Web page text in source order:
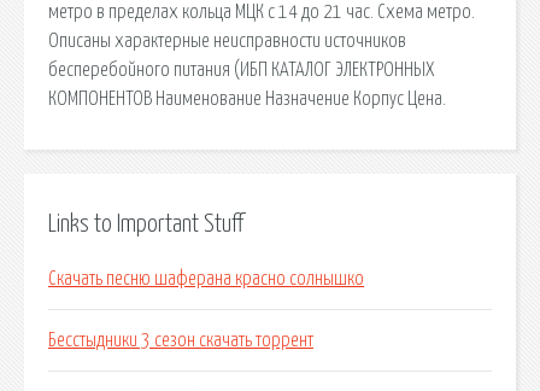
метро в пределах кольца МЦК с 14 до 21 час. Схема метро.
Описаны характерные неисправности источников
бесперебойного питания (ИБП КАТАЛОГ ЭЛЕКТРОННЫХ
КОМПОНЕНТОВ Наименование Назначение Корпус Цена.
Links to Important Stuff
Скачать песню шаферана красно солнышко
Бесстыдники 3 сезон скачать торрент